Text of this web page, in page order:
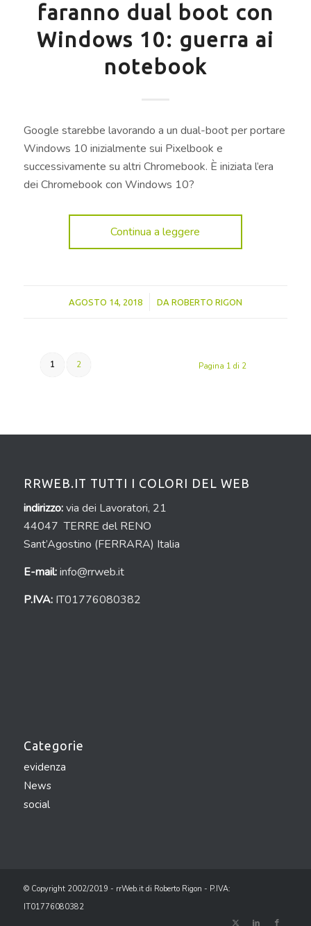
faranno dual boot con
Windows 10: guerra ai
notebook
Google starebbe lavorando a un dual-boot per portare
Windows 10 inizialmente sui Pixelbook e
successivamente su altri Chromebook. È iniziata l’era
dei Chromebook con Windows 10?
Continua a leggere
AGOSTO 14, 2018
/ DA ROBERTO RIGON
Pagina 1 di 2
1 2
RRWEB.IT TUTTI I COLORI DEL WEB
indirizzo:via dei Lavoratori, 21
44047 TERRE del RENO
Sant’Agostino (FERRARA) Italia
E-mail:info@rrweb.it
P.IVA:IT01776080382
Categorie
evidenza
News
social
© Copyright 2002/2019 - rrWeb.it di Roberto Rigon - P.IVA:
IT01776080382